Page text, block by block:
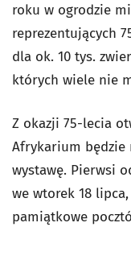
roku w ogrodzie
reprezentujących
dla ok. 10 tys.
których wiele nie
Z okazji 75-lecia
Afrykarium będzie
wystawę. Pierwsi
we wtorek 18
pamiątkowe